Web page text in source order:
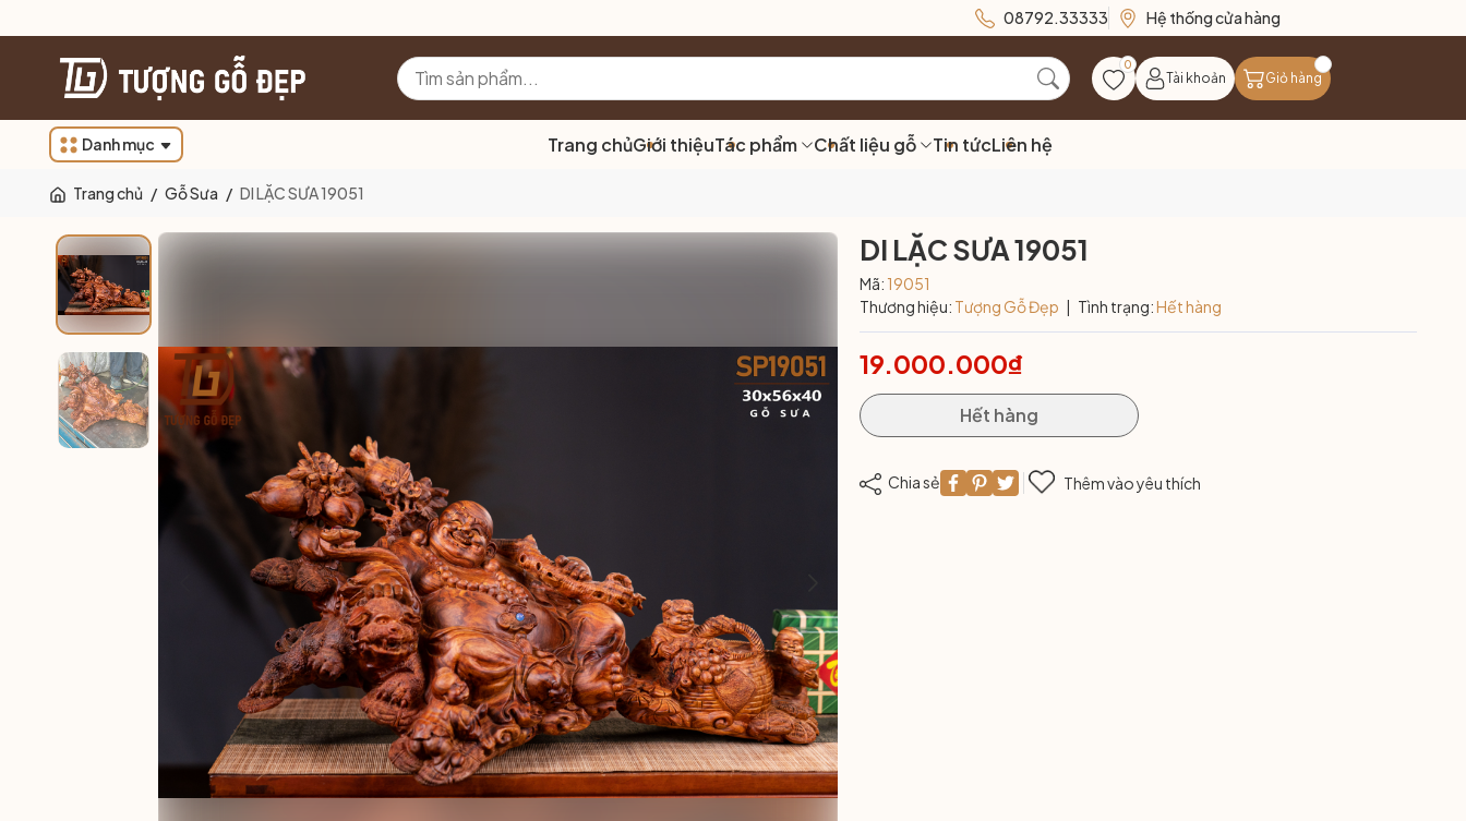
08792.33333 Hệ thống cửa hàng
0
Tài khoản Giỏ hàng
Danh mục Trang chủGiới thiệuTác phẩm Chất liệu gỗ Tin tứcLiên hệ
Trang chủ / Gỗ Sưa / DI LẶC SƯA 19051
DI LẶC SƯA 19051
Mã: 19051
Thương hiệu: Tượng Gỗ Đẹp Tình trạng:Hết hàng
19.000.000₫
Hết hàng
Chia sẻ Thêm vào yêu thích